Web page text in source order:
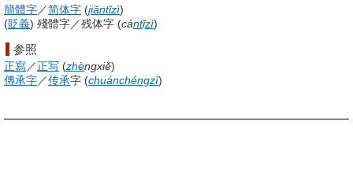
簡體字／简体字 (jiǎntǐzì)
(貶義) 殘體字／残体字 (cántǐzì)
参照
正寫／正写 (zhèngxiě)
傳承字／传承字 (chuánchéngzì)